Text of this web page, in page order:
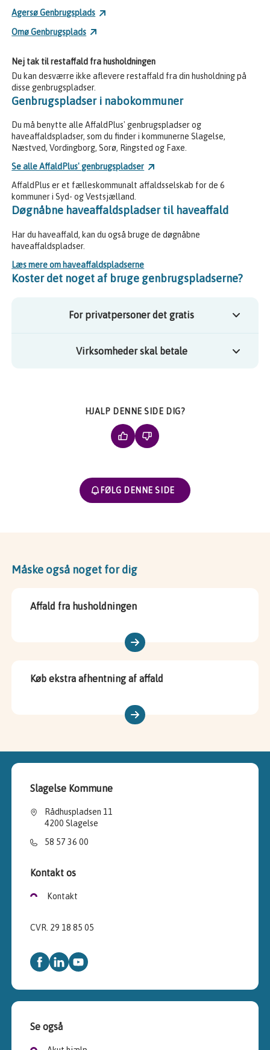
Agersø Genbrugsplads
Omø Genbrugsplads
Nej tak til restaffald fra husholdningen
Du kan desværre ikke aflevere restaffald fra din husholdning på
disse genbrugspladser.
Genbrugspladser i nabokommuner
Du må benytte alle AffaldPlus' genbrugspladser og
haveaffaldspladser, som du finder i kommunerne Slagelse,
Næstved, Vordingborg, Sorø, Ringsted og Faxe.
Se alle AffaldPlus' genbrugspladser
AffaldPlus er et fælleskommunalt affaldsselskab for de 6
kommuner i Syd- og Vestsjælland.
Døgnåbne haveaffaldspladser til haveaffald
Har du haveaffald, kan du også bruge de døgnåbne
haveaffaldspladser.
Læs mere om haveaffaldspladserne
Koster det noget af bruge genbrugspladserne?
For privatpersoner det gratis
Virksomheder skal betale
HJALP DENNE SIDE DIG?
FØLG DENNE SIDE
Måske også noget for dig
Affald fra husholdningen
Køb ekstra afhentning af affald
Slagelse Kommune
Rådhuspladsen 11
4200 Slagelse
58 57 36 00
Kontakt os
Kontakt
CVR. 29 18 85 05
Se også